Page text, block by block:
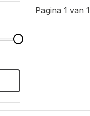
Pagina 1 van 1